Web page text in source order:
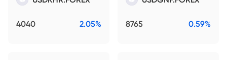
4040 2.05% 8765 0.59%